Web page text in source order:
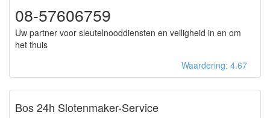
08-57606759
Uw partner voor sleutelnooddiensten en veiligheid in en om
het thuis
Waardering: 4.67
Bos 24h Slotenmaker-Service